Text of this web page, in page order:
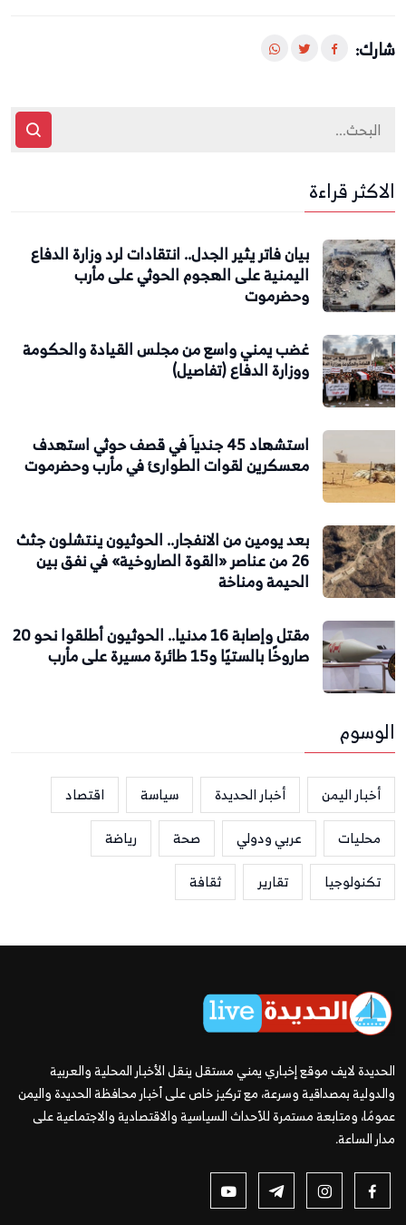
شارك:
الاكثر قراءة
بيان فاتر يثير الجدل.. انتقادات لرد وزارة الدفاع
اليمنية على الهجوم الحوثي على مأرب
وحضرموت
غضب يمني واسع من مجلس القيادة والحكومة
ووزارة الدفاع (تفاصيل)
استشهاد 45 جندياً في قصف حوثي استهدف
معسكرين لقوات الطوارئ في مأرب وحضرموت
بعد يومين من الانفجار.. الحوثيون ينتشلون جثث
26 من عناصر «القوة الصاروخية» في نفق بين
الحيمة ومناخة
مقتل وإصابة 16 مدنيا.. الحوثيون أطلقوا نحو 20
صاروخًا بالستيًا و15 طائرة مسيرة على مأرب
الوسوم
أخبار اليمن أخبار الحديدة سياسة
اقتصاد
محليات
عربي ودولي صحة
رياضة
تكنولوجيا
تقارير ثقافة
الحديدة لايف موقع إخباري يمني مستقل ينقل الأخبار المحلية والعربية
والدولية بمصداقية وسرعة، مع تركيز خاص على أخبار محافظة الحديدة واليمن
عمومًا، ومتابعة مستمرة للأحداث السياسية والاقتصادية والاجتماعية على
مدار الساعة.